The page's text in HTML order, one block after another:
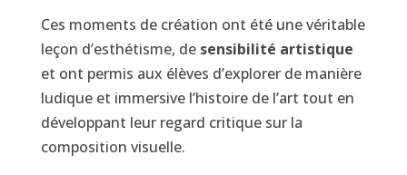
Ces moments de création ont été une véritable
leçon d’esthétisme, de sensibilité artistique
et ont permis aux élèves d’explorer de manière
ludique et immersive l’histoire de l’art tout en
développant leur regard critique sur la
composition visuelle.